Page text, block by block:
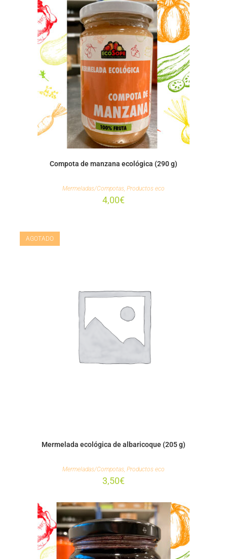
Compota de manzana ecológica (290 g)
Mermeladas/Compotas, Productos eco
4,00€
AGOTADO
Mermelada ecológica de albaricoque (205 g)
Mermeladas/Compotas, Productos eco
3,50€